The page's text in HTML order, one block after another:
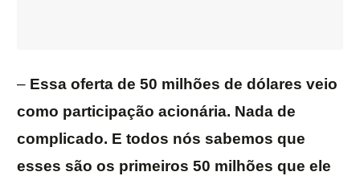
– Essa oferta de 50 milhões de dólares veio
como participação acionária. Nada de
complicado. E todos nós sabemos que
esses são os primeiros 50 milhões que ele